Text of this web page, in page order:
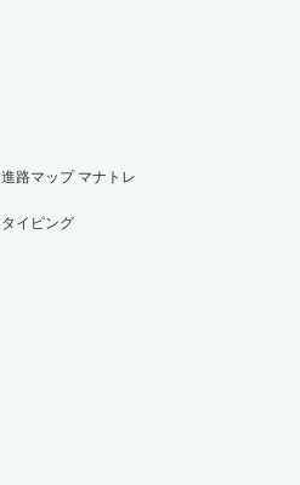
進路マップ マナトレ
タイピング